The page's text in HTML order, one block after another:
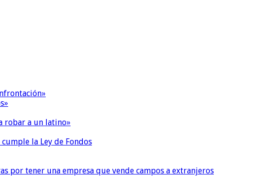
robar a un latino»
la Ley de Fondos
por tener una empresa que vende campos a extranjeros